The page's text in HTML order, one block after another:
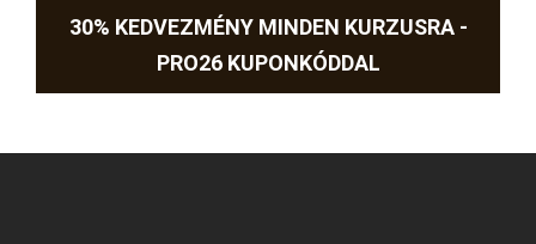
30% KEDVEZMÉNY MINDEN KURZUSRA -
PRO26 KUPONKÓDDAL